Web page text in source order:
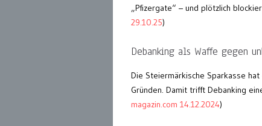
„Pfizergate“ – und plötzlich
29.10.25)
Debanking als Waffe gegen
Die Steiermärkische Sparkasse
Gründen. Damit trifft Debanking
magazin.com 14.12.2024)